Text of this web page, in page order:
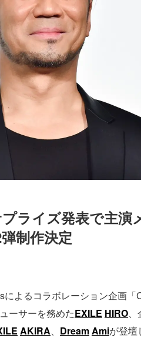
/ Loaded:
87.03%
ライズ発表で主演
制作決定
によるコラボレーション企画
ーサーを務めたEXILE HIRO、
AKIRA、 DreamAmiが登壇